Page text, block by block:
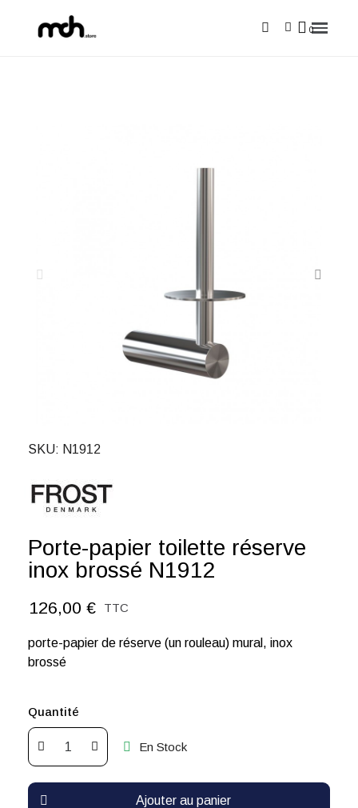
SKU N1912
Porte-papier toilette réserve
inox brossé N1912
126,00 € TTC
porte-papier de réserve (un rouleau) mural, inox
brossé
Quantité
En Stock
Ajouter au panier